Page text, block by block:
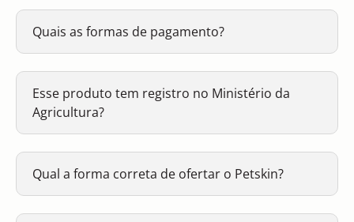
Quais as formas de pagamento?
Esse produto tem registro no Ministério da
Agricultura?
Qual a forma correta de ofertar o Petskin?